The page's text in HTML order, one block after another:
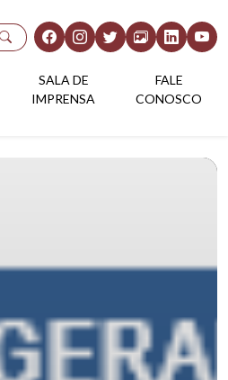
SALA DE
IMPRENSA
FALE
CONOSCO